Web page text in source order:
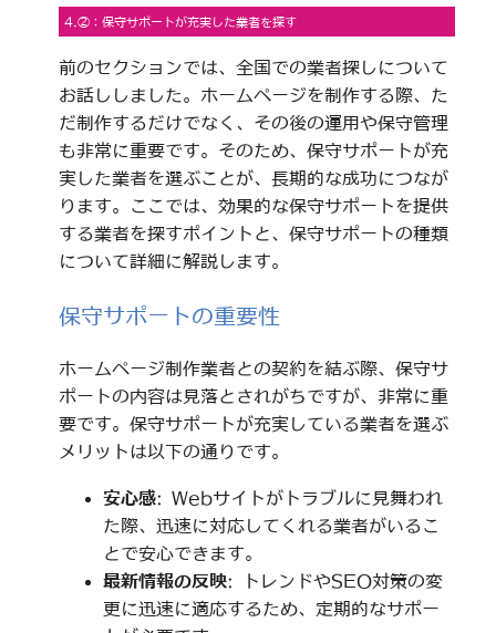
4.②：保守サポートが充実した業者を探す
前のセクションでは、全国での業者探しについて
お話ししました。ホームページを制作する際、た
だ制作するだけでなく、その後の運用や保守管理
も非常に重要です。そのため、保守サポートが充
実した業者を選ぶことが、長期的な成功につなが
ります。ここでは、効果的な保守サポートを提供
する業者を探すポイントと、保守サポートの種類
について詳細に解説します。
保守サポートの重要性
ホームページ制作業者との契約を結ぶ際、保守サ
ポートの内容は見落とされがちですが、非常に重
要です。保守サポートが充実している業者を選ぶ
メリットは以下の通りです。
安心感: Webサイトがトラブルに見舞われ
た際、迅速に対応してくれる業者がいるこ
とで安心できます。
最新情報の反映: トレンドやSEO対策の変
更に迅速に適応するため、定期的なサポー